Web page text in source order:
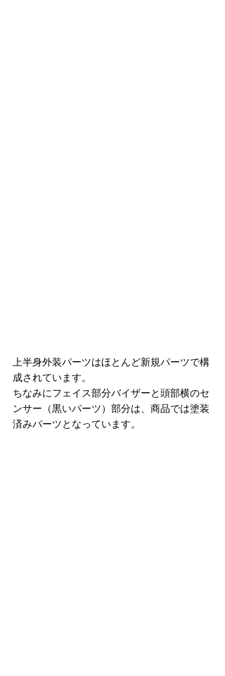
上半身外装パーツはほとんど新規パーツで構
成されています。
ちなみにフェイス部分バイザーと頭部横のセ
ンサー（黒いパーツ）部分は、商品では塗装
済みパーツとなっています。